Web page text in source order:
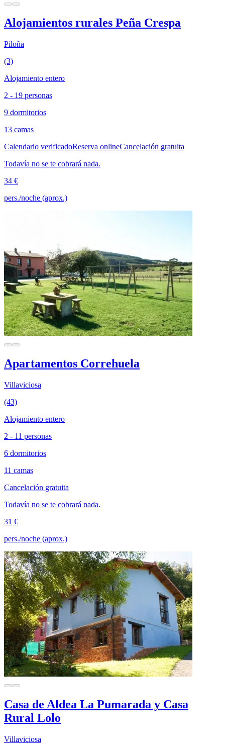
Alojamientos rurales Peña Crespa
Piloña
(3)
Alojamiento entero
2 - 19 personas
9 dormitorios
13 camas
Calendario verificadoReserva onlineCancelación gratuita
Todavía no se te cobrará nada.
34 €
pers./noche (aprox.)
Apartamentos Correhuela
Villaviciosa
(43)
Alojamiento entero
2 - 11 personas
6 dormitorios
11 camas
Cancelación gratuita
Todavía no se te cobrará nada.
31 €
pers./noche (aprox.)
Casa de Aldea La Pumarada y Casa
Rural Lolo
Villaviciosa